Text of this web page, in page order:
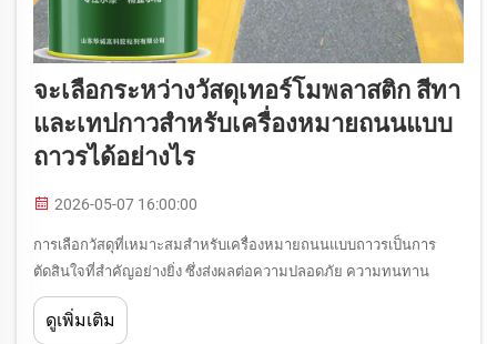
จะเลือกระหว่างวัสดุเทอร์โมพลาสติก สีทา
และเทปกาวสำหรับเครื่องหมายถนนแบบ
ถาวรได้อย่างไร
2026-05-07 16:00:00
การเลือกวัสดุที่เหมาะสมสำหรับเครื่องหมายถนนแบบถาวรเป็นการ
ตัดสินใจที่สำคัญอย่างยิ่ง ซึ่งส่งผลต่อความปลอดภัย ความทนทาน
ความมองเห็นได้ และต้นทุนตลอดอายุการใช้งานของหน่วยงานด้าน
การขนส่ง ผู้รับเหมา และผู้จัดการสิ่งอำนวยความสะดวก ตัวเลือกหลัก
ดูเพิ่มเติม